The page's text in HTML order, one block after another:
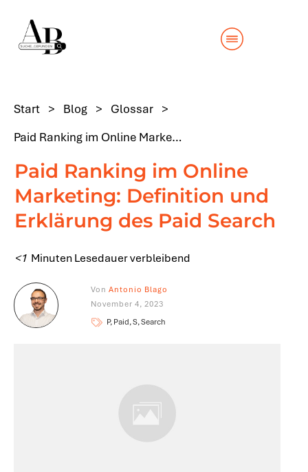
Start > Blog > Glossar >
Paid Ranking im Online Marketing: Definition und Erklärung des Paid Search
Paid Ranking im Online
Marketing: Definition und
Erklärung des Paid Search
<1 Minuten Lesedauer verbleibend
Von Antonio Blago
November 4, 2023
P, Paid, S, Search